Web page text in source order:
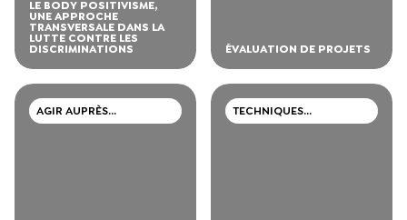
LE BODY POSITIVISME,
UNE APPROCHE
TRANSVERSALE DANS LA
LUTTE CONTRE LES
DISCRIMINATIONS ÉVALUATION DE PROJETS
AGIR AUPRÈS
D’ADOLESCENTS ET DE
TECHNIQUES
PROFESSIONNELLES